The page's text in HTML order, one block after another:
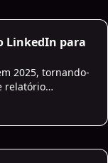
LinkedIn para
2025, tornando-
relatório
o funil: CTRs
$120-250 e
estes